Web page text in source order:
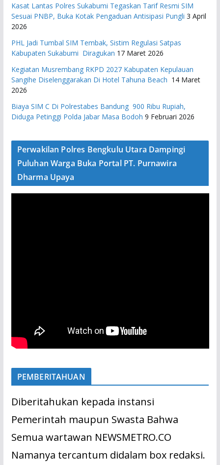
Kasat Lantas Polres Sukabumi Tegaskan Tarif Resmi SIM
Sesuai PNBP, Buka Kotak Pengaduan Antisipasi Pungli 3 April
2026
PHL Jadi Tumbal SIM Tembak, Sistim Regulasi Satpas
Kabupaten Sukabumi Diragukan 17 Maret 2026
Kegiatan Musrembang RKPD 2027 ​Kabupaten Kepulauan
Sangihe Diselenggarakan Di Hotel Tahuna Beach 14 Maret
2026
Biaya SIM C Di Polrestabes Bandung 900 Ribu Rupiah,
Diduga Petinggi Polda Jabar Masa Bodoh 9 Februari 2026
Perwakilan Polres Bengkulu Utara Dampingi
Puluhan Warga Buka Portal PT. Purnawira
Dharma Upaya
PEMBERITAHUAN
Diberitahukan kepada instansi
Pemerintah maupun Swasta Bahwa
Semua wartawan NEWSMETRO.CO
Namanya tercantum didalam box redaksi.